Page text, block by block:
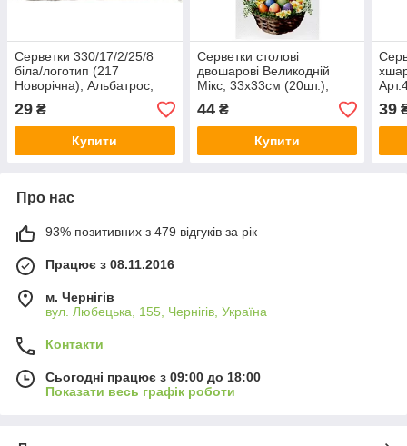
Серветки 330/17/2/25/8
біла/логотип (217
Новорічна), Альбатрос,
29 ₴
Купити
Серветки столові
двошарові Великодній
Мікс, 33х33см (20шт.),
44₴
Купити
39
Про нас
93% позитивних з 479 відгуків за рік
Працює з 08.11.2016
м. Чернігів
вул. Любецька, 155, Чернігів, Україна
Контакти
Сьогодні працює з 09:00 до 18:00
Показати весь графік роботи